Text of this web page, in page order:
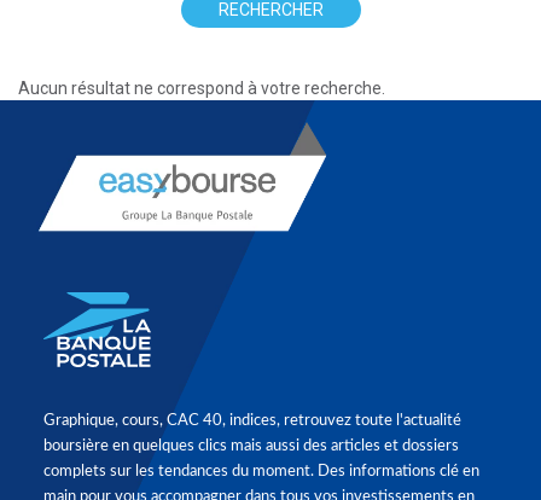
RECHERCHER
Aucun résultat ne correspond à votre recherche.
Graphique, cours, CAC 40, indices, retrouvez toute l'actualité
boursière en quelques clics mais aussi des articles et dossiers
complets sur les tendances du moment. Des informations clé en